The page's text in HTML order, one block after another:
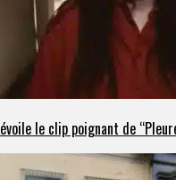
le clip poignant de